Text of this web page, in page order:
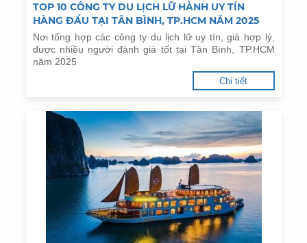
TOP 10 CÔNG TY DU LỊCH LỮ HÀNH UY TÍN
HÀNG ĐẦU TẠI TÂN BÌNH, TP.HCM NĂM 2025
Nơi tổng hợp các công ty du lịch lữ uy tín, giá hợp lý,
được nhiều người đánh giá tốt tại Tân Bình, TP.HCM
năm 2025
Chi tiết